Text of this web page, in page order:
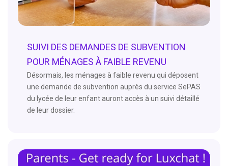
SUIVI DES DEMANDES DE SUBVENTION
POUR MÉNAGES À FAIBLE REVENU
Désormais, les ménages à faible revenu qui déposent
une demande de subvention auprès du service SePAS
du lycée de leur enfant auront accès à un suivi détaillé
de leur dossier.